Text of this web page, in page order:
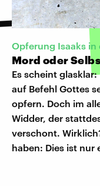
Opferung Isaaks in
Mord oder
Es scheint
auf Befehl Gottes
opfern. Doch im
Widder, der
verschont.
haben: Dies ist